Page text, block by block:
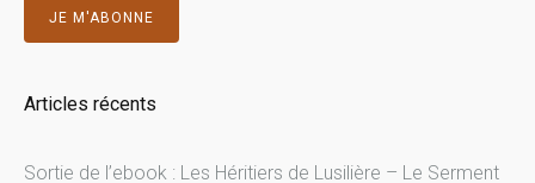
Articles récents
Sortie de l’ebook : Les Héritiers de Lusilière – Le Serment